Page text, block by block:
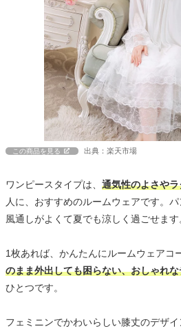
この商品を見る 出典：楽天市場
ワンピースタイプは、 通気性のよさや
人に、おすすめのルームウェアです。パ
風通しがよくて夏でも涼しく過ごせます
1枚あれば、かんたんにルームウェアコ
のまま外出しても困らない、おしゃれ
ひとつです。
フェミニンでかわいらしい膝丈のデザ